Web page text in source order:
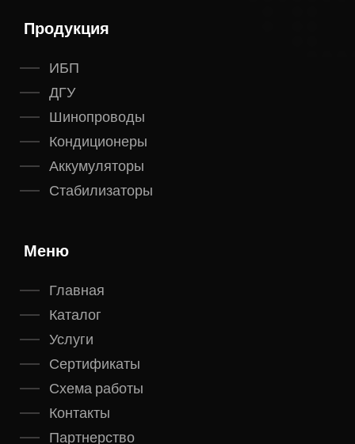
Продукция
ИБП
ДГУ
Шинопроводы
Кондиционеры
Аккумуляторы
Стабилизаторы
Меню
Главная
Каталог
Услуги
Сертификаты
Схема работы
Контакты
Партнерство